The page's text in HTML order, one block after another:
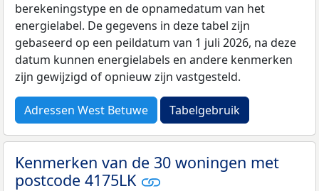
berekeningstype en de opnamedatum van het
energielabel. De gegevens in deze tabel zijn
gebaseerd op een peildatum van 1 juli 2026, na deze
datum kunnen energielabels en andere kenmerken
zijn gewijzigd of opnieuw zijn vastgesteld.
Adressen West Betuwe Tabelgebruik
Kenmerken van de 30 woningen met
postcode 4175LK